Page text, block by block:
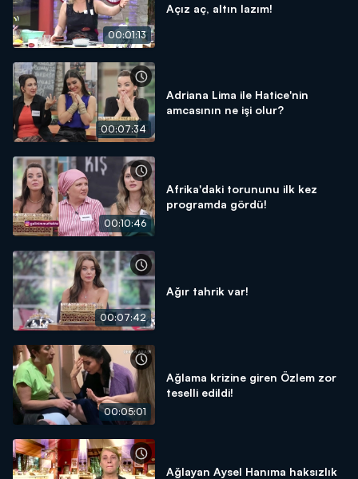
00:01:13
Açız aç, altın lazım!
00:07:34
Adriana Lima ile Hatice'nin
amcasının ne işi olur?
00:10:46
Afrika'daki torununu ilk kez
programda gördü!
00:07:42
Ağır tahrik var!
00:05:01
Ağlama krizine giren Özlem zor
teselli edildi!
Ağlayan Aysel Hanıma haksızlık